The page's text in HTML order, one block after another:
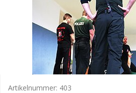
Artikelnummer: 403